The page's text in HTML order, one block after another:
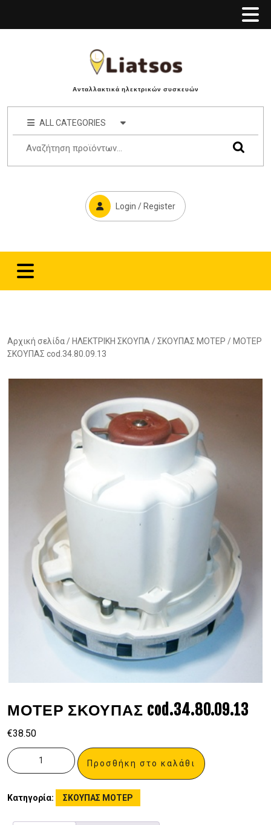
Ανταλλακτικά ηλεκτρικών συσκευών
ALL CATEGORIES
Login / Register
Αρχική σελίδα / ΗΛΕΚΤΡΙΚΗ ΣΚΟΥΠΑ /ΣΚΟΥΠΑΣ ΜΟΤΕΡ / ΜΟΤΕΡ
ΣΚΟΥΠΑΣ cod.34.80.09.13
ΜΟΤΕΡ ΣΚΟΥΠΑΣ cod.34.80.09.13
€38.50
Προσθήκη στο καλάθι
Κατηγορία: ΣΚΟΥΠΑΣ ΜΟΤΕΡ